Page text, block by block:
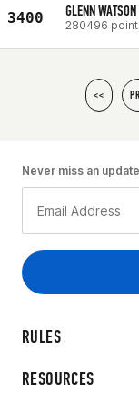
3400 GLENN WATSON
280496
<<
RULES
RESOURCES
Never miss an